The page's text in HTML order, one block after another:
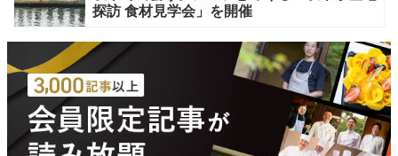
探訪 食材見学会」を開催